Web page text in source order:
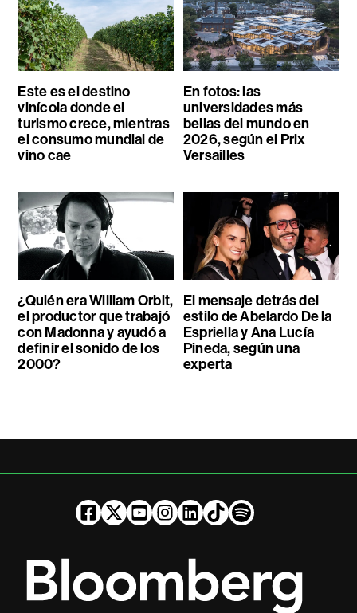
Este es el destino
vinícola donde el
turismo crece, mientras
el consumo mundial de
vino cae
En fotos: las
universidades más
bellas del mundo en
2026, según el Prix
Versailles
¿Quién era William Orbit,
el productor que trabajó
con Madonna y ayudó a
definir el sonido de los
2000?
El mensaje detrás del
estilo de Abelardo De la
Espriella y Ana Lucía
Pineda, según una
experta